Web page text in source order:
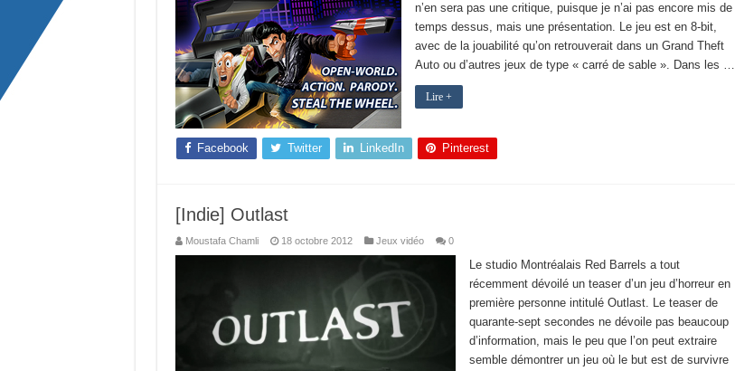
n’en sera pas une critique, puisque je n’ai pas encore mis de
temps dessus, mais une présentation. Le jeu est en 8-bit,
avec de la jouabilité qu’on retrouverait dans un Grand Theft
Auto ou d’autres jeux de type « carré de sable ». Dans les …
Lire +
Facebook Twitter LinkedIn Pinterest
[Indie] Outlast
Moustafa Chamli 18 octobre 2012 Jeux vidéo 0
Le studio Montréalais Red Barrels a tout
récemment dévoilé un teaser d’un jeu d’horreur en
première personne intitulé Outlast. Le teaser de
quarante-sept secondes ne dévoile pas beaucoup
d’information, mais le peu que l’on peut extraire
semble démontrer un jeu où le but est de survivre